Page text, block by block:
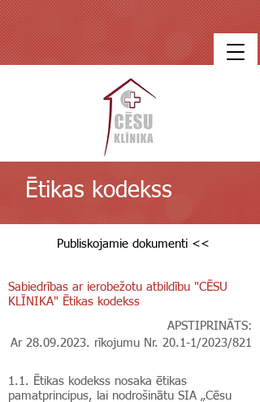
Ētikas kodekss
Publiskojamie dokumenti <<
Sabiedrības ar ierobežotu atbildību "CĒSU
KLĪNIKA" Ētikas kodekss
APSTIPRINĀTS:
Ar 28.09.2023. rīkojumu Nr. 20.1-1/2023/821
1.1. Ētikas kodekss nosaka ētikas
pamatprincipus, lai nodrošinātu SIA „Cēsu